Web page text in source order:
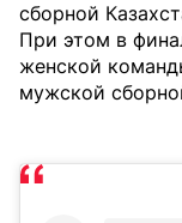
сборной
При этом в
женской
мужской